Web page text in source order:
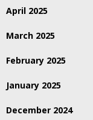
April 2025
March 2025
February 2025
January 2025
December 2024